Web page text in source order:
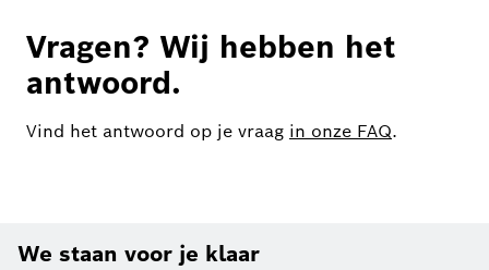
Vragen? Wij hebben het
antwoord.
Vind het antwoord op je vraag in onze FAQ.
We staan voor je klaar